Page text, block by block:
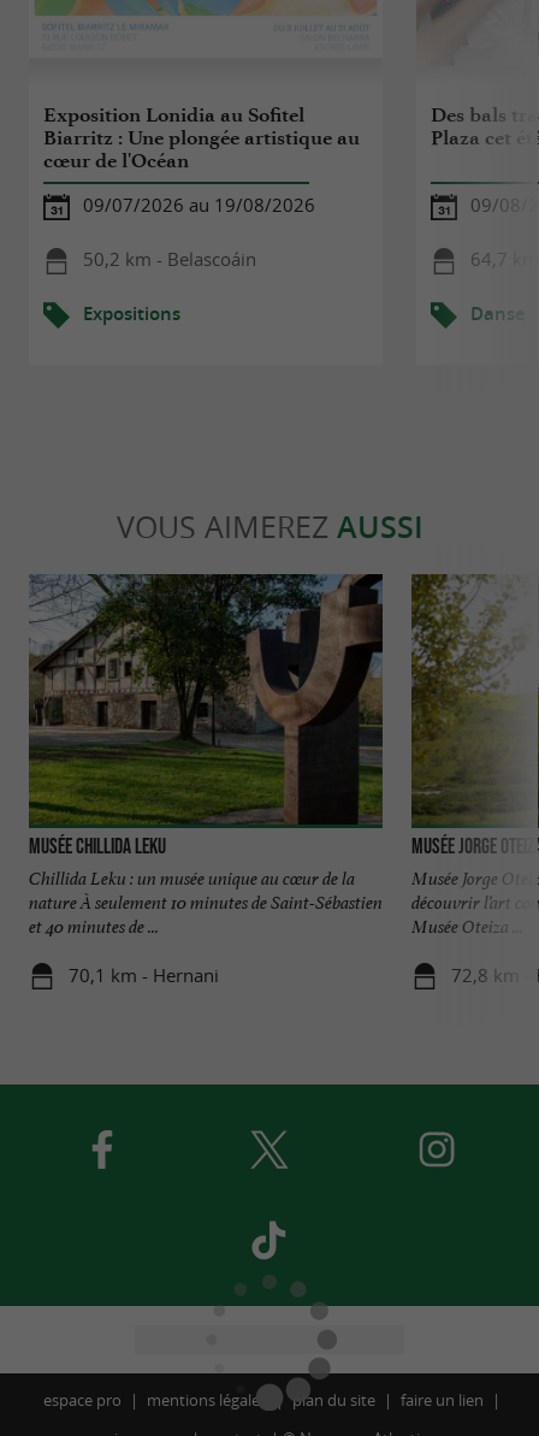
Exposition Lonidia au Sofitel
Biarritz : Une plongée artistique au
cœur de l'Océan
09/07/2026 au 19/08/2026
50,2 km - Belascoáin
Expositions
Des bals
Plaza cet
09/08/
64,7
Danse
VOUS AIMEREZ AUSSI
Musée Chillida Leku
Chillida Leku : un musée unique au cœur de la
nature À seulement 10 minutes de Saint-Sébastien
et 40 minutes de ...
70,1 km - Hernani
Musée Jorge
Musée Jorge
découvrir l’art
Musée Oteiza ...
72,8 km -
espace pro mentions légales plan du site
faire un lien